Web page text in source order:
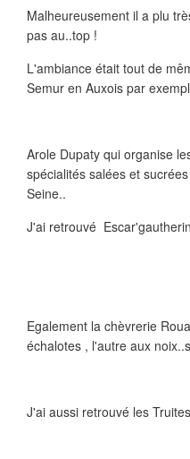
Malheureusement il a plu
pas au..top !
L'ambiance était tout de
Semur en Auxois par
Arole Dupaty qui organise
spécialités salées et
Seine..
J'ai retrouvé
Egalement la chèvrerie
échalotes , l'autre aux
J'ai aussi retrouvé les